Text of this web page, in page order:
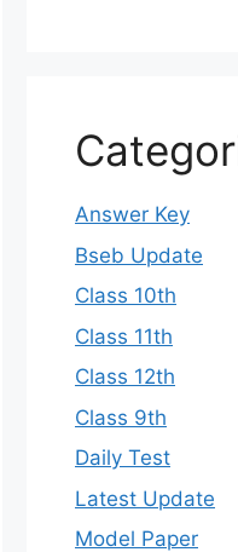
Answer Key
Bseb Update
Class 10th
Class 11th
Class 12th
Class 9th
Daily Test
Latest Update
Model Paper